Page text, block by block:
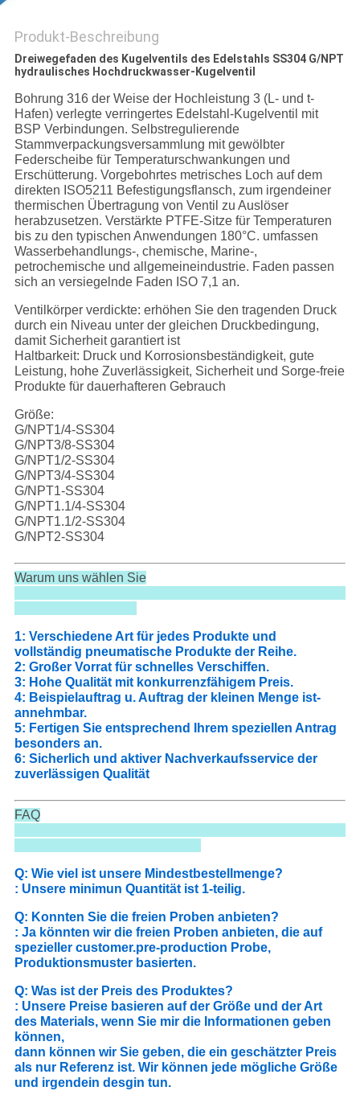
Produkt-Beschreibung
Dreiwegefaden des Kugelventils des Edelstahls SS304 G/NPT
hydraulisches Hochdruckwasser-Kugelventil
Bohrung 316 der Weise der Hochleistung 3 (L- und t-
Hafen) verlegte verringertes Edelstahl-Kugelventil mit
BSP Verbindungen. Selbstregulierende
Stammverpackungsversammlung mit gewölbter
Federscheibe für Temperaturschwankungen und
Erschütterung. Vorgebohrtes metrisches Loch auf dem
direkten ISO5211 Befestigungsflansch, zum irgendeiner
thermischen Übertragung von Ventil zu Auslöser
herabzusetzen. Verstärkte PTFE-Sitze für Temperaturen
bis zu den typischen Anwendungen 180°C. umfassen
Wasserbehandlungs-, chemische, Marine-,
petrochemische und allgemeineindustrie. Faden passen
sich an versiegelnde Faden ISO 7,1 an.
Ventilkörper verdickte: erhöhen Sie den tragenden Druck
durch ein Niveau unter der gleichen Druckbedingung,
damit Sicherheit garantiert ist
Haltbarkeit: Druck und Korrosionsbeständigkeit, gute
Leistung, hohe Zuverlässigkeit, Sicherheit und Sorge-freie
Produkte für dauerhafteren Gebrauch
Größe:
G/NPT1/4-SS304
G/NPT3/8-SS304
G/NPT1/2-SS304
G/NPT3/4-SS304
G/NPT1-SS304
G/NPT1.1/4-SS304
G/NPT1.1/2-SS304
G/NPT2-SS304
Warum uns wählen Sie
1: Verschiedene Art für jedes Produkte und
vollständig pneumatische Produkte der Reihe.
2: Großer Vorrat für schnelles Verschiffen.
3: Hohe Qualität mit konkurrenzfähigem Preis.
4: Beispielauftrag u. Auftrag der kleinen Menge ist-
annehmbar.
5: Fertigen Sie entsprechend Ihrem speziellen Antrag
besonders an.
6: Sicherlich und aktiver Nachverkaufsservice der
zuverlässigen Qualität
FAQ
Q: Wie viel ist unsere Mindestbestellmenge?
: Unsere minimun Quantität ist 1-teilig.
Q: Konnten Sie die freien Proben anbieten?
: Ja könnten wir die freien Proben anbieten, die auf
spezieller customer.pre-production Probe,
Produktionsmuster basierten.
Q: Was ist der Preis des Produktes?
: Unsere Preise basieren auf der Größe und der Art
des Materials, wenn Sie mir die Informationen geben
können,
dann können wir Sie geben, die ein geschätzter Preis
als nur Referenz ist. Wir können jede mögliche Größe
und irgendein desgin tun.